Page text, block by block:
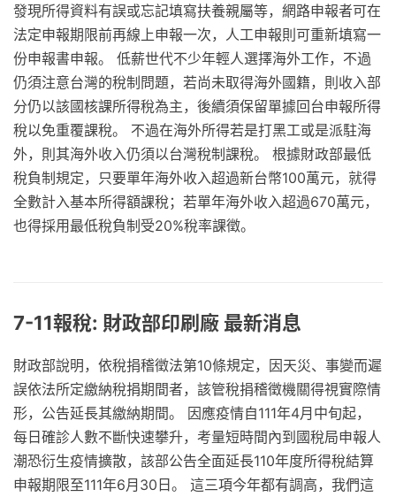
發現所得資料有誤或忘記填寫扶養親屬等，網路申報者可在
法定申報期限前再線上申報一次，人工申報則可重新填寫一
份申報書申報。 低薪世代不少年輕人選擇海外工作，不過
仍須注意台灣的稅制問題，若尚未取得海外國籍，則收入部
分仍以該國核課所得稅為主，後續須保留單據回台申報所得
稅以免重覆課稅。 不過在海外所得若是打黑工或是派駐海
外，則其海外收入仍須以台灣稅制課稅。 根據財政部最低
稅負制規定，只要單年海外收入超過新台幣100萬元，就得
全數計入基本所得額課稅；若單年海外收入超過670萬元，
也得採用最低稅負制受20%稅率課徵。
7-11報稅: 財政部印刷廠 最新消息
財政部說明，依稅捐稽徵法第10條規定，因天災、事變而遲
誤依法所定繳納稅捐期間者，該管稅捐稽徵機關得視實際情
形，公告延長其繳納期間。 因應疫情自111年4月中旬起，
每日確診人數不斷快速攀升，考量短時間內到國稅局申報人
潮恐衍生疫情擴散，該部公告全面延長110年度所得稅結算
申報期限至111年6月30日。 這三項今年都有調高，我們這